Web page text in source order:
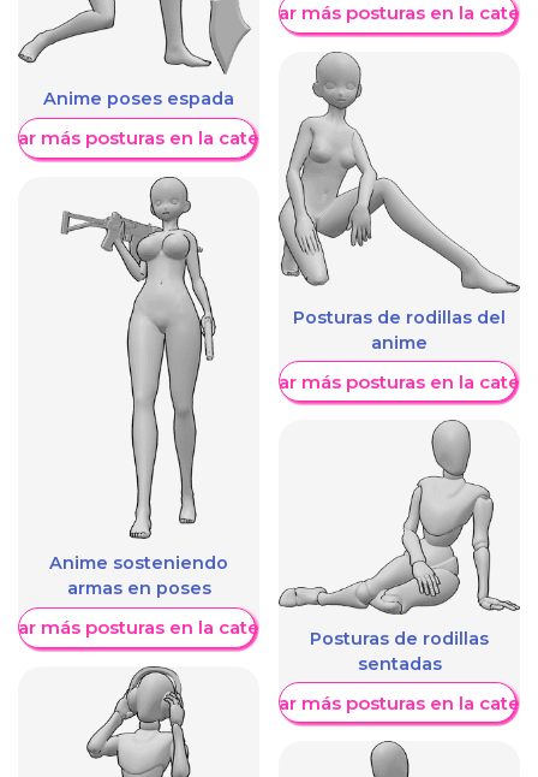
Anime poses espada
más posturas en la categoría
Anime sosteniendo
armas en poses
más posturas en la categoría
Mostrar más posturas en la
Posturas de rodillas del
anime
Mostrar más posturas en la
Posturas de rodillas
sentadas
Mostrar más posturas en la